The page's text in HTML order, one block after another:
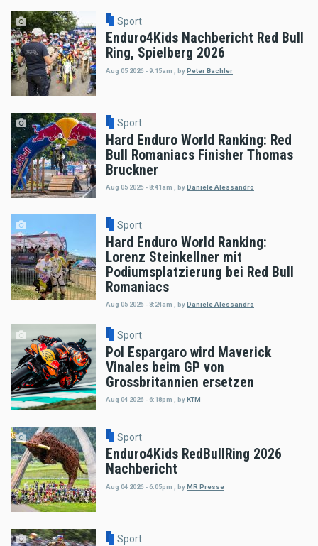
Sport
Enduro4Kids Nachbericht Red Bull
Ring, Spielberg 2026
Aug 05 2026 - 9:15am byPeter Bachler
Sport
Hard Enduro World Ranking: Red
Bull Romaniacs Finisher Thomas
Bruckner
Aug 05 2026 - 8:41am , by Daniele Alessandro
Sport
Hard Enduro World Ranking:
Lorenz Steinkellner mit
Podiumsplatzierung bei Red Bull
Romaniacs
Aug 05 2026 - 8:24am byDaniele Alessandro
Sport
Pol Espargaro wird Maverick
Vinales beim GP von
Grossbritannien ersetzen
Aug 04 2026 - 6:18pm byKTM
Sport
Enduro4Kids RedBullRing 2026
Nachbericht
Aug 04 2026 - 6:05pm byMR Presse
Sport